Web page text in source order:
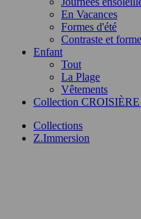
En Vacances
Formes d'été
Contraste et forme
Enfant
Tout
La Plage
Vêtements
Collection
Collections
Z.Immersion